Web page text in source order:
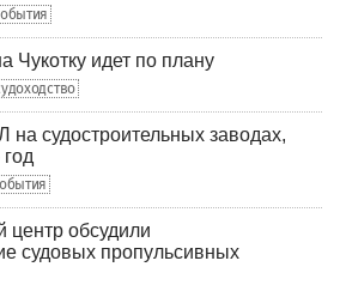
Чукотку идет по плану
судостроительных заводах,
обсудили
судовых пропульсивных